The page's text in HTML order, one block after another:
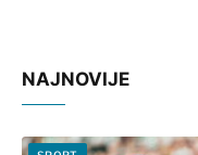
NAJNOVIJE